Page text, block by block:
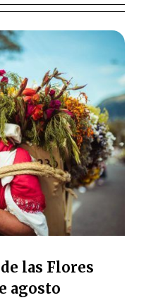
las Flores
agosto